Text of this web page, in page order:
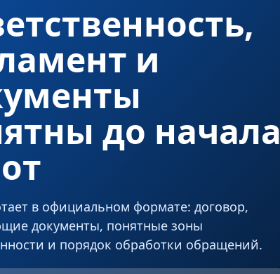
и
до начала
в официальном формате: договор,
документы, понятные зоны
и порядок обработки обращений.